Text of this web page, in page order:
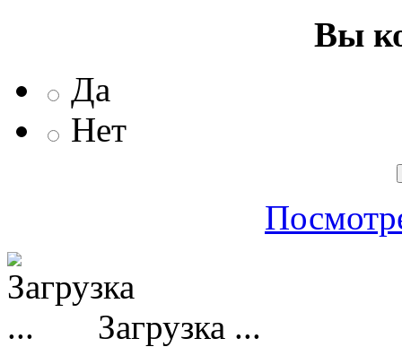
Вы
Да
Нет
Загрузка ...